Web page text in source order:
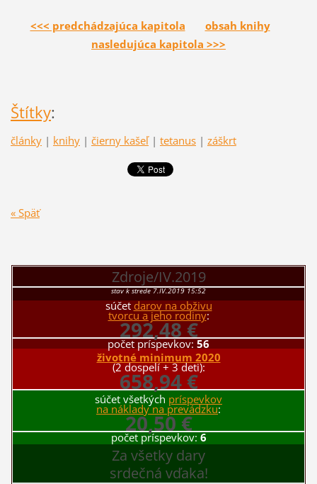
<<< predchádzajúca kapitola
obsah knihy
nasledujúca kapitola >>>
Štítky:
články | knihy | čierny kašeľ | tetanus | záškrt
« Späť
Zdroje/IV.2019
stav k strede 7.IV.2019 15:52
súčet darov na obživu
tvorcu a jeho rodiny:
292,48 €
počet príspevkov: 56
životné minimum 2020
(2 dospelí + 3 deti):
658,94 €
súčet všetkých príspevkov
na náklady na prevádzku:
20,50 €
počet príspevkov: 6
Za všetky dary
srdečná vďaka!